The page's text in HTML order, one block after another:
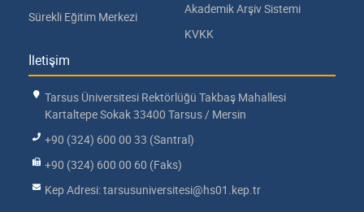
Sürekli Eğitim Merkezi
Akademik Arşiv Sistemi
KVKK
İletişim
Tarsus Üniversitesi Rektörlüğü Takbaş Mahallesi
Kartaltepe Sokak 33400 Tarsus / Mersin
+90 (324) 600 00 33 (Santral)
+90 (324) 600 00 60 (Faks)
Kep Adresi: tarsusuniversitesi@hs01.kep.tr